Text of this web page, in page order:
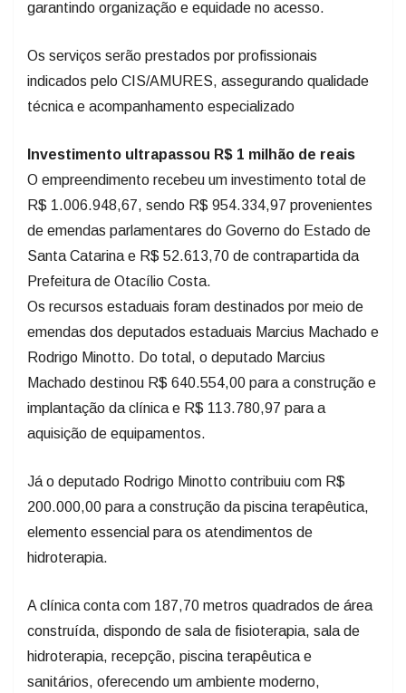
indicados pelo CIS/AMURES, assegurando qualidade
técnica e acompanhamento especializado
O empreendimento recebeu um investimento total de
R$ 1.006.948,67, sendo R$ 954.334,97 provenientes
de emendas parlamentares do Governo do Estado de
Santa Catarina e R$ 52.613,70 de contrapartida da
Prefeitura de Otacílio Costa.
Os recursos estaduais foram destinados por meio de
emendas dos deputados estaduais Marcius Machado e
Rodrigo Minotto. Do total, o deputado Marcius
Machado destinou R$ 640.554,00 para a construção e
implantação da clínica e R$ 113.780,97 para a
aquisição de equipamentos.
200.000,00 para a construção da piscina terapêutica,
elemento essencial para os atendimentos de
hidroterapia.
construída, dispondo de sala de fisioterapia, sala de
hidroterapia, recepção, piscina terapêutica e
sanitários, oferecendo um ambiente moderno,
acessível e adequado para o atendimento